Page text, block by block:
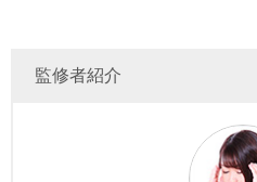
監修者紹介